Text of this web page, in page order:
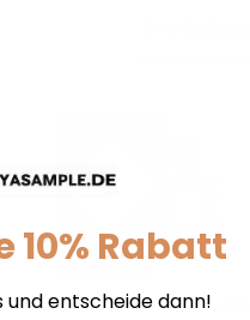
Kaufen Sie für mindestens
10% Rabatt
und entscheide dann!